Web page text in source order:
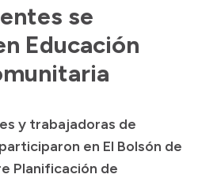
se
Educación
y trabajadoras de
en El Bolsón de
Planificación de